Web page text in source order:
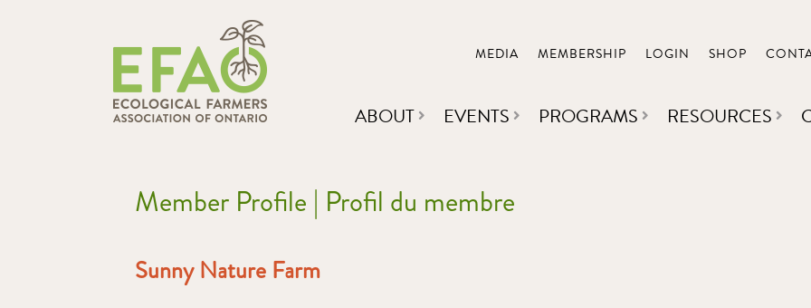
MEDIA MEMBERSHIP LOGIN SHOP
ABOUT EVENTS PROGRAMS RESOURCES
Member Profile | Profil du membre
Sunny Nature Farm